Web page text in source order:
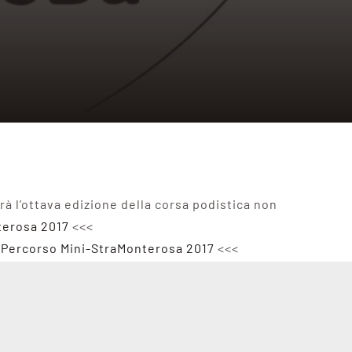
l’ottava edizione della corsa podistica non
2017 <<<
Percorso Mini-StraMonterosa 2017 <<<